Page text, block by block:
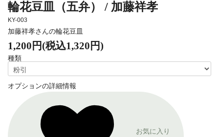
輪花豆皿（五弁） / 加藤祥孝
KY-003
加藤祥孝さんの輪花豆皿
1,200円(税込1,320円)
種類
オプションの詳細情報
お気に入り